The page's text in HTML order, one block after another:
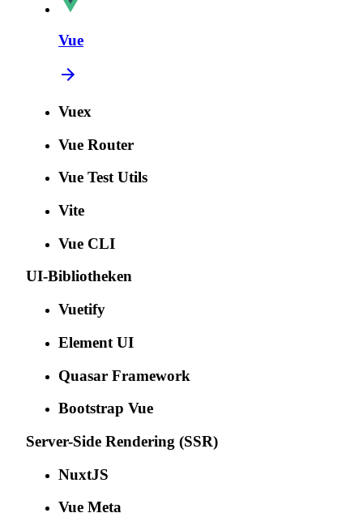
Vue
Vuex
Vue Router
Vue Test Utils
Vite
Vue CLI
UI-Bibliotheken
Vuetify
Element UI
Quasar Framework
Bootstrap Vue
Server-Side Rendering (SSR)
NuxtJS
Vue Meta